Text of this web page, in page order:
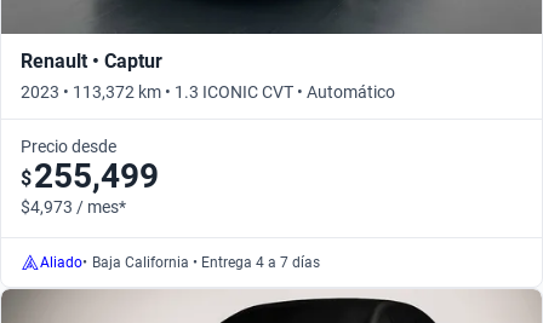
Renault • Captur
2023 • 113,372 km • 1.3 ICONIC CVT • Automático
Precio desde
$255,499
$4,973 / mes*
Aliado• Baja California • Entrega 4 a 7 días